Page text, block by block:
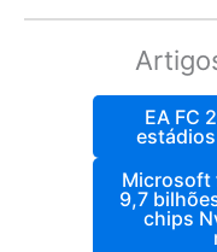
EA FC
Microsoft
9,7
chips